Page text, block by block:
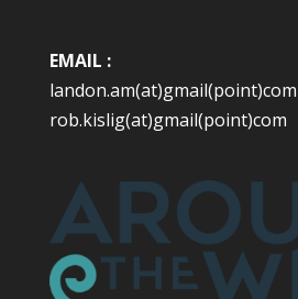
EMAIL :
landon.am(at)gmail(point)com
rob.kislig(at)gmail(point)com